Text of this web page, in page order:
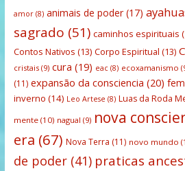
amor(8) animais de poder(17)
sagrado (51) caminhos espirituais
Contos Nativos (13) Corpo Espiritual (13)
cristais(9) cura (19) eac(8) ecoxamanismo
(11) expansão da consciencia (20)
inverno (14) Leo Artese (8) Luas da Roda
mente(10) nagual (9) nova
era (67) Nova Terra (11) novo mundo
de poder(41) praticas